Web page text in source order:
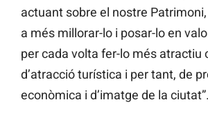
actuant sobre el nostre
a més millorar-lo i posar-lo en
per cada volta fer-lo més atractiu
d’atracció turística i per tant, de
econòmica i d’imatge de la ciutat”.